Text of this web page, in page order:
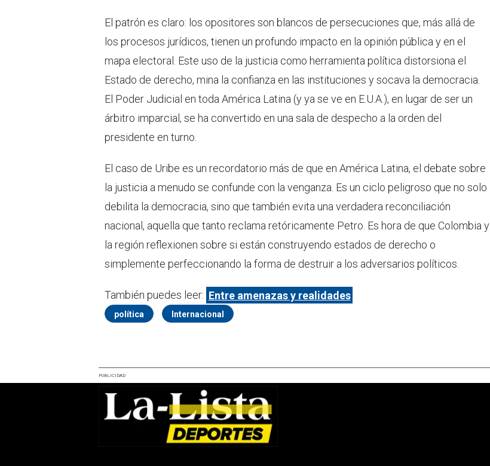
El patrón es claro: los opositores son blancos de persecuciones que, más allá de
los procesos jurídicos, tienen un profundo impacto en la opinión pública y en el
mapa electoral. Este uso de la justicia como herramienta política distorsiona el
Estado de derecho, mina la confianza en las instituciones y socava la democracia.
El Poder Judicial en toda América Latina (y ya se ve en E.U.A.), en lugar de ser un
árbitro imparcial, se ha convertido en una sala de despecho a la orden del
presidente en turno.
El caso de Uribe es un recordatorio más de que en América Latina, el debate sobre
la justicia a menudo se confunde con la venganza. Es un ciclo peligroso que no solo
debilita la democracia, sino que también evita una verdadera reconciliación
nacional, aquella que tanto reclama retóricamente Petro. Es hora de que Colombia y
la región reflexionen sobre si están construyendo estados de derecho o
simplemente perfeccionando la forma de destruir a los adversarios políticos.
También puedes leer: Entre amenazas y realidades
política Internacional
PUBLICIDAD